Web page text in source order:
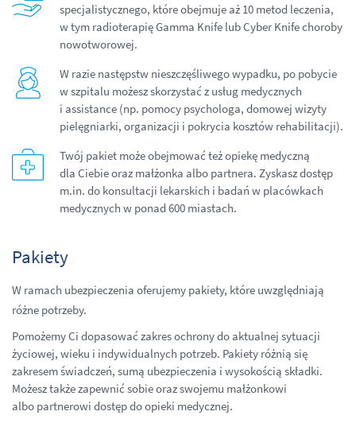
specjalistycznego, które obejmuje aż 10 metod leczenia,
w tym radioterapię Gamma Knife lub Cyber Knife choroby
nowotworowej.
W razie następstw nieszczęśliwego wypadku, po pobycie
w szpitalu możesz skorzystać z usług medycznych
i assistance (np. pomocy psychologa, domowej wizyty
pielęgniarki, organizacji i pokrycia kosztów rehabilitacji).
Twój pakiet może obejmować też opiekę medyczną
dla Ciebie oraz małżonka albo partnera. Zyskasz dostęp
m.in. do konsultacji lekarskich i badań w placówkach
medycznych w ponad 600 miastach.
Pakiety
W ramach ubezpieczenia oferujemy pakiety, które uwzględniają
różne potrzeby.
Pomożemy Ci dopasować zakres ochrony do aktualnej sytuacji
życiowej, wieku i indywidualnych potrzeb. Pakiety różnią się
zakresem świadczeń, sumą ubezpieczenia i wysokością składki.
Możesz także zapewnić sobie oraz swojemu małżonkowi
albo partnerowi dostęp do opieki medycznej.